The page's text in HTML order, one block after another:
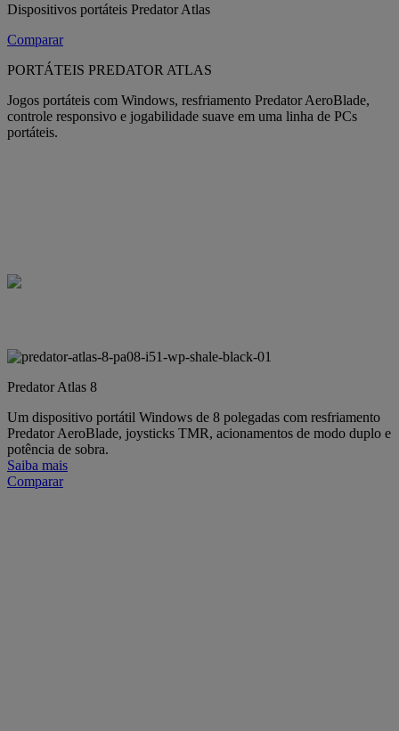
Dispositivos portáteis Predator Atlas
Comparar
PORTÁTEIS PREDATOR ATLAS
Jogos portáteis com Windows, resfriamento Predator AeroBlade,
controle responsivo e jogabilidade suave em uma linha de PCs
portáteis.
Predator Atlas 8
Um dispositivo portátil Windows de 8 polegadas com resfriamento
Predator AeroBlade, joysticks TMR, acionamentos de modo duplo e
potência de sobra.
Saiba mais
Comparar